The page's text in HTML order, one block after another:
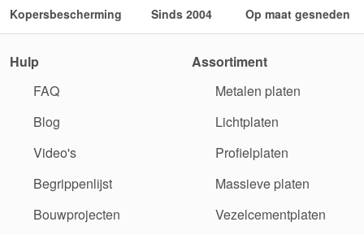
Kopersbescherming Sinds 2004 Op maat gesneden
Hulp
FAQ
Blog
Video's
Begrippenlijst
Bouwprojecten
Assortiment
Metalen platen
Lichtplaten
Profielplaten
Massieve platen
Vezelcementplaten